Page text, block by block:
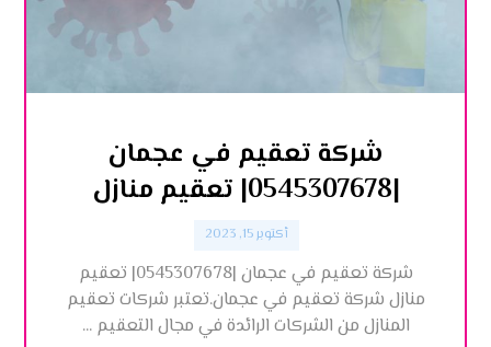
شركة تعقيم في عجمان
|0545307678| تعقيم منازل
أكتوبر 15, 2023
شركة تعقيم في عجمان |0545307678| تعقيم
منازل شركة تعقيم في عجمان.تعتبر شركات تعقيم
المنازل من الشركات الرائدة في مجال التعقيم ...